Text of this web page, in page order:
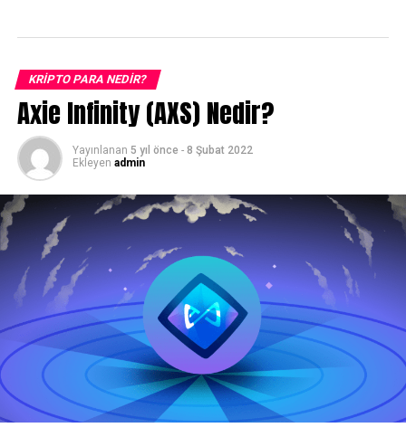
KRIPTO PARA NEDIR?
Axie Infinity (AXS) Nedir?
Yayınlanan 5 yıl önce - 8 Şubat 2022
Ekleyen admin